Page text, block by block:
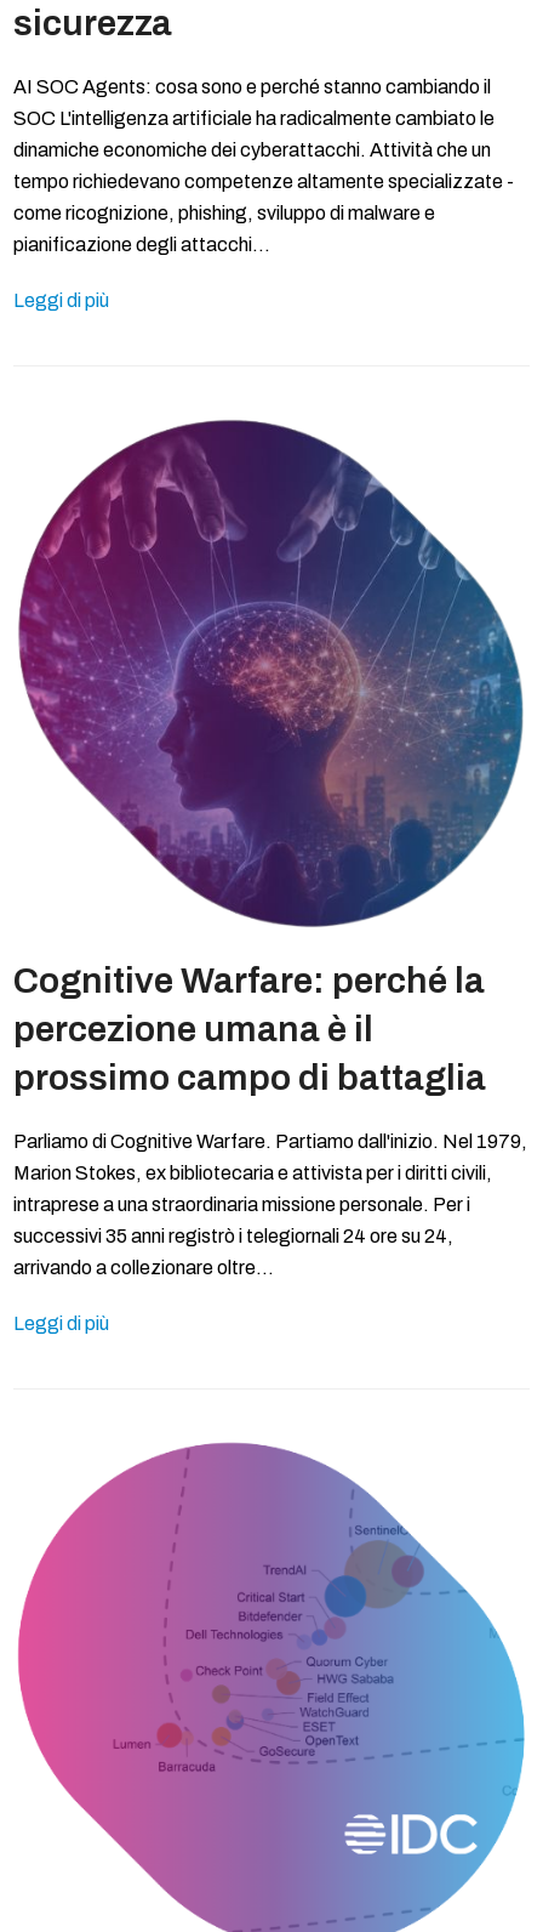
sicurezza
AI SOC Agents: cosa sono e perché stanno cambiando il
SOC L'intelligenza artificiale ha radicalmente cambiato le
dinamiche economiche dei cyberattacchi. Attività che un
tempo richiedevano competenze altamente specializzate -
come ricognizione, phishing, sviluppo di malware e
pianificazione degli attacchi…
Leggi di più
Cognitive Warfare: perché la
percezione umana è il
prossimo campo di battaglia
Parliamo di Cognitive Warfare. Partiamo dall'inizio. Nel 1979,
Marion Stokes, ex bibliotecaria e attivista per i diritti civili,
intraprese a una straordinaria missione personale. Per i
successivi 35 anni registrò i telegiornali 24 ore su 24,
arrivando a collezionare oltre…
Leggi di più